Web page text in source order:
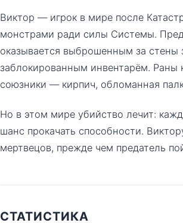
Виктор — игрок в мире после
монстрами ради силы Системы.
оказывается выброшенным за
заблокированным инвентарём. Раны
союзники — кирпич, обломанная
Но в этом мире убийство лечит:
шанс прокачать способности.
мертвецов, прежде чем предатель
СТАТИСТИКА